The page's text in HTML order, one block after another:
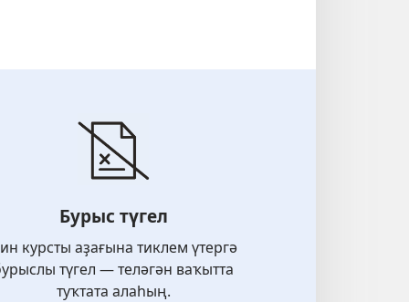
Бурыс түгел
курсты аҙағына тиклем үтергә
түгел — теләгән ваҡытта
туҡтата алаһың.